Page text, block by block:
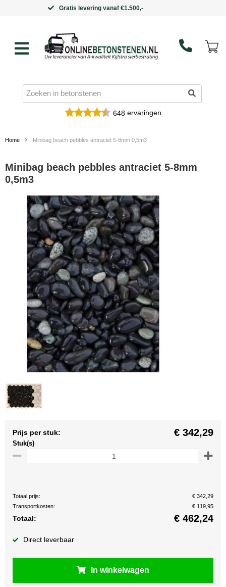
Binnen 5 werkdagen in huis
648ervaringen
Home Minibag beach pebbles antraciet 5-8mm 0,5m3
Minibag beach pebbles antraciet 5-8mm
0,5m3
Prijs per stuk: € 342,29
Stuk(s)
Totaal prijs:
€ 342,29
Transportkosten:
€ 119,95
Totaal: € 462,24
Direct leverbaar
In winkelwagen